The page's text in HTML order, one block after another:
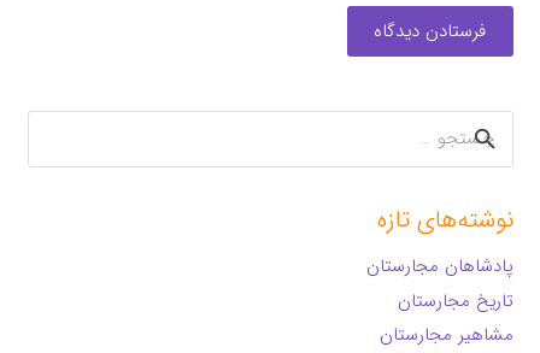
فرستادن دیدگاه
جستجو
برای:
نوشته‌های تازه
پادشاهان مجارستان
تاریخ مجارستان
مشاهیر مجارستان